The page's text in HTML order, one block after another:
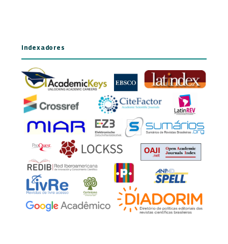
Indexadores